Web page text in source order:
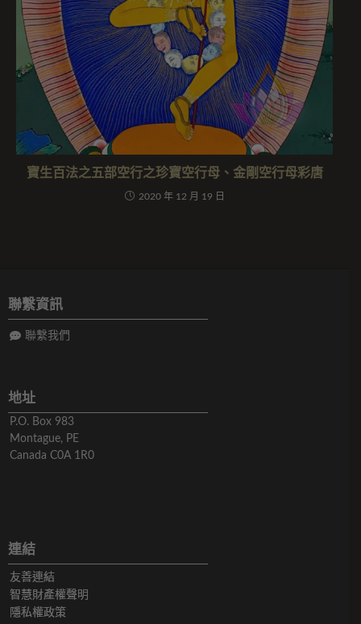
寶生百法之五部空行之珍寶空行母、金剛空行母彩唐
2020 年 12 月 19 日
聯繫資訊
聯繫我們
地址
P.O. Box 983
Montague, PE
Canada C0A 1R0
連結
友善連結
智慧財產權聲明
隱私權政策